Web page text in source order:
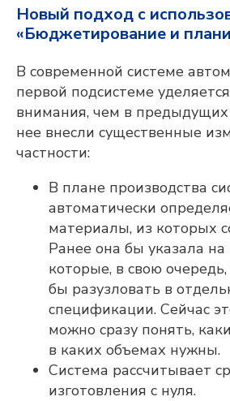
Новый подход с
«Бюджетирование и
В современной системе
первой подсистеме
внимания, чем в
нее внесли существенные
частности:
В плане производства
автоматически
материалы, из которых
Ранее она бы указала
которые, в свою
бы разузловать в
спецификации. Сейчас
можно сразу понять,
в каких объемах нужны.
Система рассчитывает
изготовления с нуля.